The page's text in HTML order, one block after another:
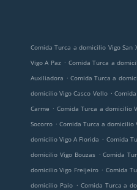
Comida Turca a domicilio Vigo San
Vigo A Paz . Comida Turca a
Auxiliadora . Comida Turca a
domicilio Vigo Casco Vello .
Carme . Comida Turca a domicilio
Socorro . Comida Turca a domicilio
domicilio Vigo A Florida . Comida
domicilio Vigo Bouzas . Comida
domicilio Vigo Freijeiro . Comida
domicilio Paio . Comida Turca a